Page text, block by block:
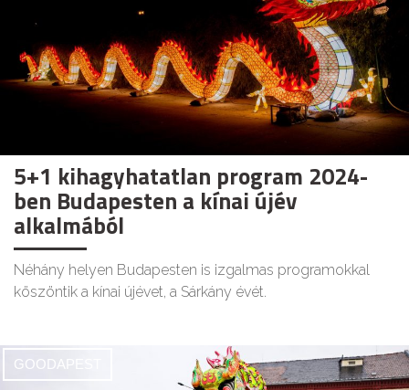
5+1 kihagyhatatlan program 2024-
ben Budapesten a kínai újév
alkalmából
Néhány helyen Budapesten is izgalmas programokkal
köszöntik a kínai újévet, a Sárkány évét.
GOODAPEST